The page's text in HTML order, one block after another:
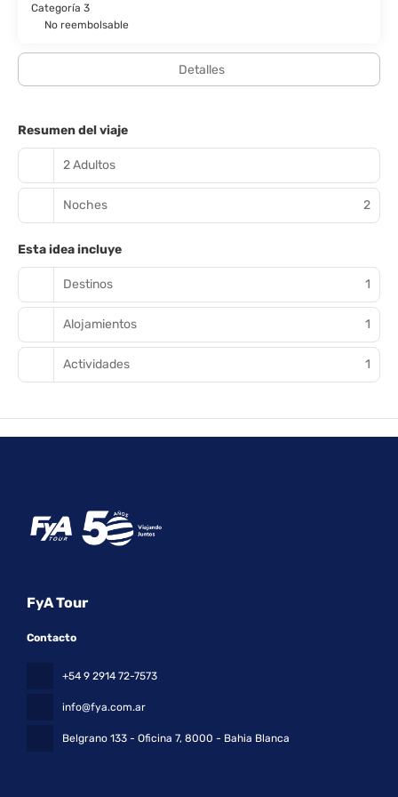
Categoría 3
No reembolsable
Detalles
Resumen del viaje
2 Adultos
Noches 2
Esta idea incluye
Destinos 1
Alojamientos 1
Actividades 1
FyA Tour
Contacto
+54 9 2914 72-7573
info@fya.com.ar
Belgrano 133 - Oficina 7, 8000 - Bahia Blanca